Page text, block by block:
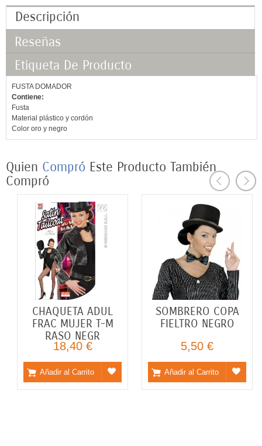
Descripción
Reseñas
Etiqueta De Producto
FUSTA DOMADOR
Contiene:
Fusta
Material plástico y cordón
Color oro y negro
Quien Compró Este Producto También
Compró
ADUL
MUJER T-S
RASO NEGR
al Carrito
CHAQUETA ADUL
FRAC MUJER T-M
Añadir al Carrito